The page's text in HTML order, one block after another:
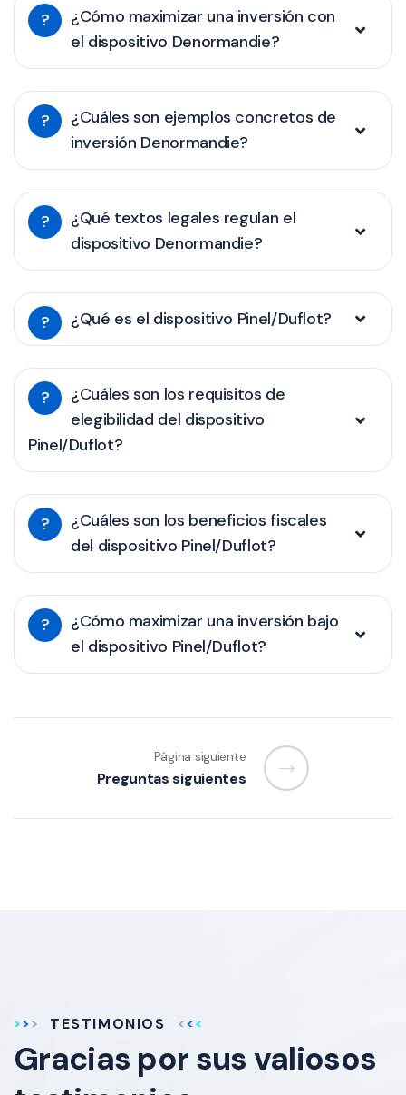
?
¿Cómo maximizar una inversión con
el dispositivo Denormandie?
?
¿Cuáles son ejemplos concretos de
inversión Denormandie?
?
¿Qué textos legales regulan el
dispositivo Denormandie?
? ¿Qué es el dispositivo Pinel/Duflot?
?
¿Cuáles son los requisitos de
elegibilidad del dispositivo
Pinel/Duflot?
?
¿Cuáles son los beneficios fiscales
del dispositivo Pinel/Duflot?
?
¿Cómo maximizar una inversión bajo
el dispositivo Pinel/Duflot?
Página siguiente
Preguntas siguientes
TESTIMONIOS
Gracias por susvaliosos